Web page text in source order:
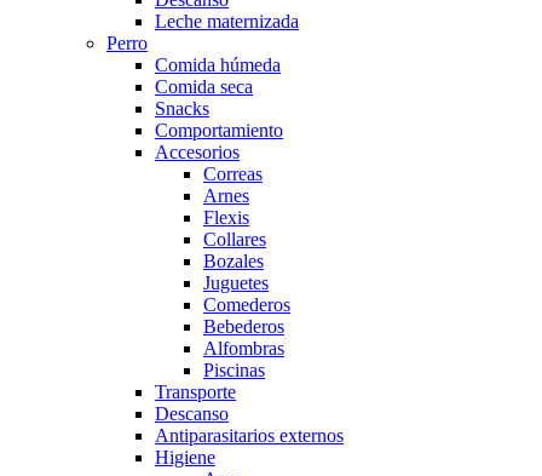
Leche maternizada
Perro
Comida húmeda
Comida seca
Snacks
Comportamiento
Accesorios
Correas
Arnes
Flexis
Collares
Bozales
Juguetes
Comederos
Bebederos
Alfombras
Piscinas
Transporte
Descanso
Antiparasitarios externos
Higiene